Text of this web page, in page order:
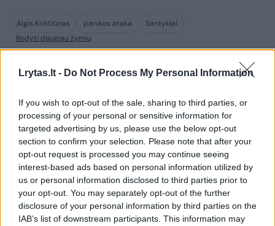
Lrytas.lt - Do Not Process My Personal Information
If you wish to opt-out of the sale, sharing to third parties, or
processing of your personal or sensitive information for
targeted advertising by us, please use the below opt-out
section to confirm your selection. Please note that after your
opt-out request is processed you may continue seeing
interest-based ads based on personal information utilized by
us or personal information disclosed to third parties prior to
your opt-out. You may separately opt-out of the further
disclosure of your personal information by third parties on the
IAB’s list of downstream participants. This information may
Algis Kriščiūnas panikos ataka
Santykiai
Rodyti daugiau žymių
Komentuoti gali tik Lrytas registruoti vartotojai.
Prisijunkite prie registruotų vartotojų
bendruomenės ir bendraukite komentaruose!
Rodyti komentarus